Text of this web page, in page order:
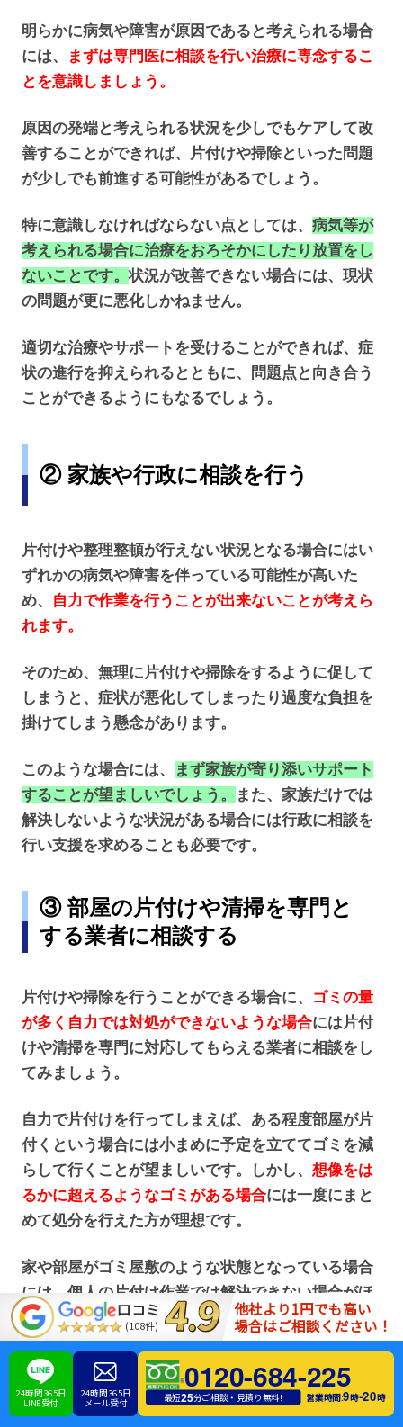
明らかに病気や障害が原因であると考えられる場合
には、
まずは専門医に相談を行い治療に専念するこ
とを意識しましょう。
原因の発端と考えられる状況を少しでもケアして改
善することができれば、片付けや掃除といった問題
が少しでも前進する可能性があるでしょう。
特に意識しなければならない点としては、 病気等が
考えられる場合に治療をおろそかにしたり放置をし
ないことです。状況が改善できない場合には、現状
の問題が更に悪化しかねません。
適切な治療やサポートを受けることができれば、症
状の進行を抑えられるとともに、問題点と向き合う
ことができるようにもなるでしょう。
② 家族や行政に相談を行う
片付けや整理整頓が行えない状況となる場合にはい
ずれかの病気や障害を伴っている可能性が高いた
め、
自力で作業を行うことが出来ないことが考えら
れます。
そのため、無理に片付けや掃除をするように促して
しまうと、症状が悪化してしまったり過度な負担を
掛けてしまう懸念があります。
このような場合には、
まず家族が寄り添いサポート
することが望ましいでしょう。
また、家族だけでは
解決しないような状況がある場合には行政に相談を
行い支援を求めることも必要です。
③ 部屋の片付けや清掃を専門と
する業者に相談する
片付けや掃除を行うことができる場合に、
ゴミの量
が多く自力では対処ができないような場合には片付
けや清掃を専門に対応してもらえる業者に相談をし
てみましょう。
自力で片付けを行ってしまえば、ある程度部屋が片
付くという場合には小まめに予定を立ててゴミを減
らして行くことが望ましいです。しかし、 想像をは
るかに超えるようなゴミがある場合には一度にまと
めて処分を行えた方が理想です。
家や部屋がゴミ屋敷のような状態となっている場合
には、個人の片付け作業では解決できない場合がほ
とんどとなるため、このような場合には片付け専門
の業者に依頼をしてしまうことが適切でしょう。
一度に片付けが完了とならなくても、ある程度の量
のゴミを一旦処分するだけでも大きな意味があるで
口コミ
(108件)
他社より1円でも高い
場合はご相談ください！
24時間365日
LINE受付
24時間365日
メール受付
0120-684-225
最短25分ご相談・見積り無料! 営業時間:9時-20時